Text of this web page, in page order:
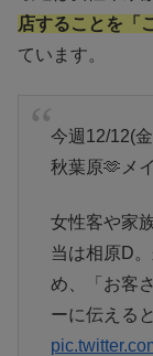
店することを「
ています。
今週12/12(
秋葉原🫶メ
女性客や家
当は相原D
め、「お客
ーに伝える